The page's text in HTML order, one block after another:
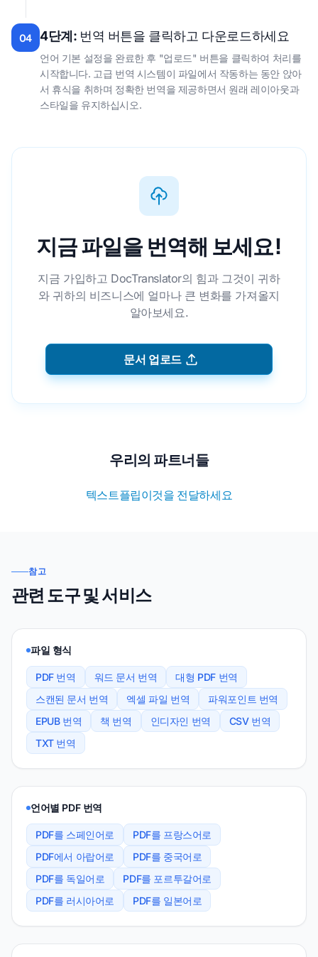
04 4단계: 번역 버튼을 클릭하고 다운로드하세요
언어 기본 설정을 완료한 후 "업로드" 버튼을 클릭하여 처리를
시작합니다. 고급 번역 시스템이 파일에서 작동하는 동안 앉아
서 휴식을 취하며 정확한 번역을 제공하면서 원래 레이아웃과
스타일을 유지하십시오.
지금 파일을 번역해 보세요!
지금 가입하고 DocTranslator의 힘과 그것이 귀하
와 귀하의 비즈니스에 얼마나 큰 변화를 가져올지
알아보세요.
문서 업로드
우리의 파트너들
텍스트플립이것을 전달하세요
참고
관련 도구 및 서비스
파일 형식
PDF 번역 워드 문서 번역
대형 PDF 번역
스캔된 문서 번역
엑셀 파일 번역
파워포인트 번역
EPUB 번역
책 번역 인디자인 번역
CSV 번역
TXT 번역
언어별 PDF 번역
PDF를 스페인어로
PDF를 프랑스어로
PDF에서 아랍어로
PDF를 중국어로
PDF를 독일어로
PDF를 포르투갈어로
PDF를 러시아어로
PDF를 일본어로